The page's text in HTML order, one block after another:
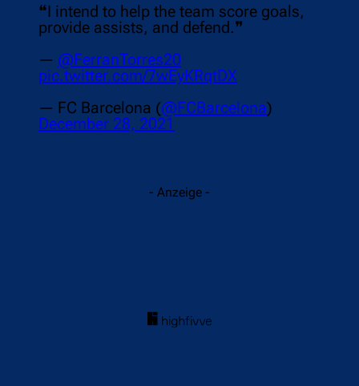
❝I intend to help the team score goals,
provide assists, and defend.❞
— @FerranTorres20
pic.twitter.com/7wEyKRqtDX
— FC Barcelona (@FCBarcelona)
December 28, 2021
- Anzeige -